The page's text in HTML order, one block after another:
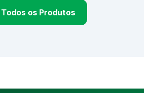
os Produtos